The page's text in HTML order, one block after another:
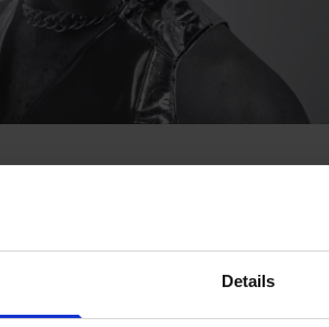
Details
lo fue: ahí queda ese grupo
propulsando su funk cósmico